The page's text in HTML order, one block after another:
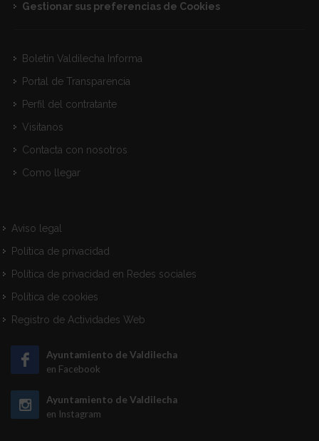
Gestionar sus preferencias de Cookies
Boletín Valdilecha Informa
Portal de Transparencia
Perfil del contratante
Visitanos
Contacta con nosotros
Como llegar
Aviso legal
Política de privacidad
Política de privacidad en Redes sociales
Política de cookies
Registro de Actividades Web
Ayuntamiento de Valdilecha
en Facebook
Ayuntamiento de Valdilecha
en Instagram